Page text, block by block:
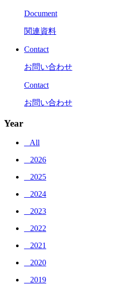
Document
関連資料
Contact
お問い合わせ
Contact
お問い合わせ
Year
_ All
_ 2026
_ 2025
_ 2024
_ 2023
_ 2022
_ 2021
_ 2020
_ 2019